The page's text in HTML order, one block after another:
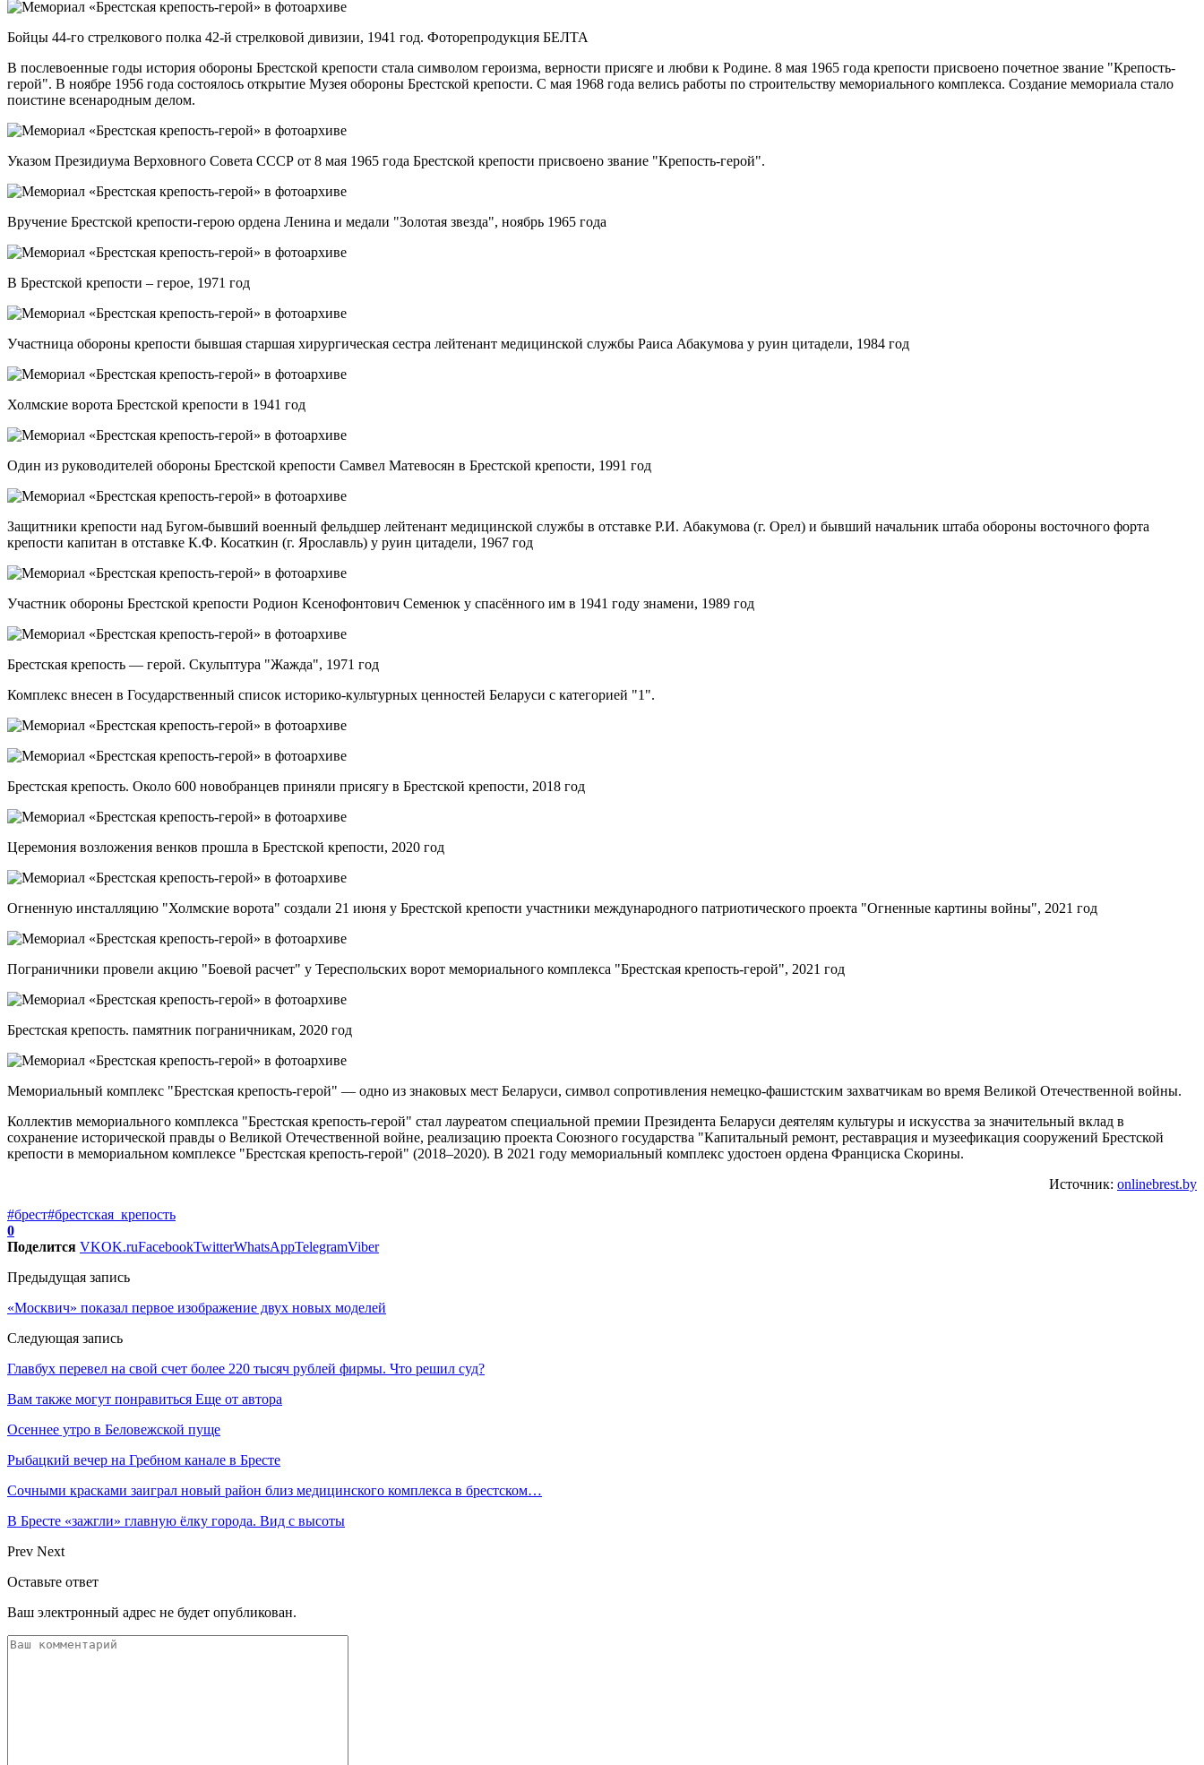
Бойцы 44-го стрелкового полка 42-й стрелковой дивизии, 1941 год. Фоторепродукция БЕЛТА
В послевоенные годы история обороны Брестской крепости стала символом героизма, верности присяге и любви к Родине. 8 мая 1965 года крепости присвоено почетное звание "Крепость-
герой". В ноябре 1956 года состоялось открытие Музея обороны Брестской крепости. С мая 1968 года велись работы по строительству мемориального комплекса. Создание мемориала стало
поистине всенародным делом.
Указом Президиума Верховного Совета СССР от 8 мая 1965 года Брестской крепости присвоено звание "Крепость-герой".
Вручение Брестской крепости-герою ордена Ленина и медали "Золотая звезда", ноябрь 1965 года
В Брестской крепости – герое, 1971 год
Участница обороны крепости бывшая старшая хирургическая сестра лейтенант медицинской службы Раиса Абакумова у руин цитадели, 1984 год
Холмские ворота Брестской крепости в 1941 год
Один из руководителей обороны Брестской крепости Самвел Матевосян в Брестской крепости, 1991 год
Защитники крепости над Бугом-бывший военный фельдшер лейтенант медицинской службы в отставке Р.И. Абакумова (г. Орел) и бывший начальник штаба обороны восточного форта
крепости капитан в отставке К.Ф. Косаткин (г. Ярославль) у руин цитадели, 1967 год
Участник обороны Брестской крепости Родион Ксенофонтович Семенюк у спасённого им в 1941 году знамени, 1989 год
Брестская крепость — герой. Скульптура "Жажда", 1971 год
Комплекс внесен в Государственный список историко-культурных ценностей Беларуси с категорией "1".
Брестская крепость. Около 600 новобранцев приняли присягу в Брестской крепости, 2018 год
Церемония возложения венков прошла в Брестской крепости, 2020 год
Огненную инсталляцию "Холмские ворота" создали 21 июня у Брестской крепости участники международного патриотического проекта "Огненные картины войны", 2021 год
Пограничники провели акцию "Боевой расчет" у Тереспольских ворот мемориального комплекса "Брестская крепость-герой", 2021 год
Брестская крепость. памятник пограничникам, 2020 год
Мемориальный комплекс "Брестская крепость-герой" — одно из знаковых мест Беларуси, символ сопротивления немецко-фашистским захватчикам во время Великой Отечественной войны.
Коллектив мемориального комплекса "Брестская крепость-герой" стал лауреатом специальной премии Президента Беларуси деятелям культуры и искусства за значительный вклад в
сохранение исторической правды о Великой Отечественной войне, реализацию проекта Союзного государства "Капитальный ремонт, реставрация и музеефикация сооружений Брестской
крепости в мемориальном комплексе "Брестская крепость-герой" (2018–2020). В 2021 году мемориальный комплекс удостоен ордена Франциска Скорины.
Источник: onlinebrest.by
#брест#брестская_крепость
0
Поделится VKOK.ruFacebookTwitterWhatsAppTelegramViber
Предыдущая запись
«Москвич» показал первое изображение двух новых моделей
Следующая запись
Главбух перевел на свой счет более 220 тысяч рублей фирмы. Что решил суд?
Вам также могут понравиться Еще от автора
Осеннее утро в Беловежской пуще
Рыбацкий вечер на Гребном канале в Бресте
Сочными красками заиграл новый район близ медицинского комплекса в брестском…
В Бресте «зажгли» главную ёлку города. Вид с высоты
Prev Next
Оставьте ответ
Ваш электронный адрес не будет опубликован.